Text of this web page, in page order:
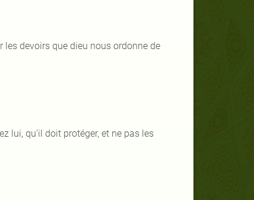
devoirs que dieu nous ordonne de
lui, qu’il doit protéger, et ne pas les